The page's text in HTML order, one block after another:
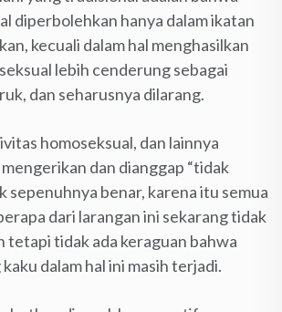
diperbolehkan hanya dalam ikatan
kecuali dalam hal menghasilkan
lebih cenderung sebagai
dan seharusnya dilarang.
homoseksual, dan lainnya
dan dianggap “tidak
sepenuhnya benar, karena itu semua
dari larangan ini sekarang tidak
tetapi tidak ada keraguan bahwa
dalam hal ini masih terjadi.